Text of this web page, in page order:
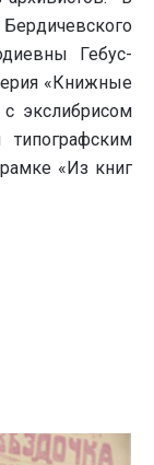
Гебус-
«Книжные
экслибрисом
«Из книг